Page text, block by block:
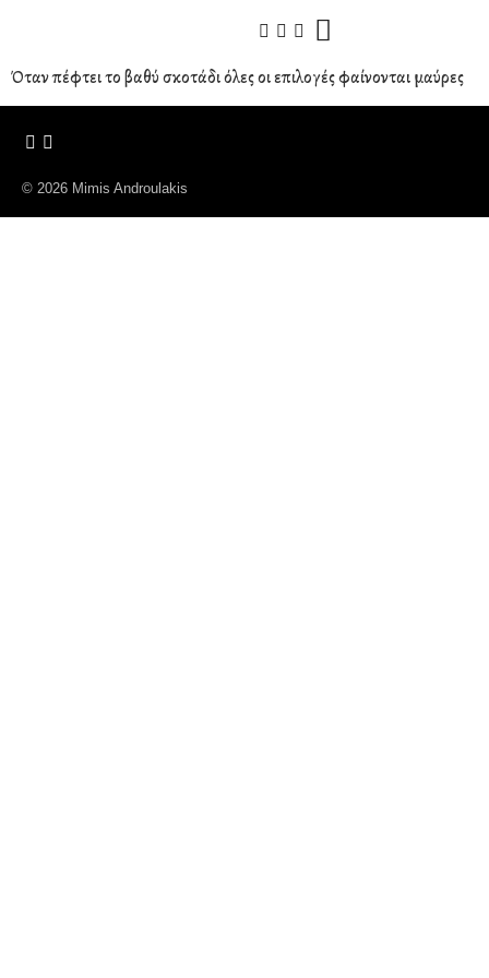
Όταν πέφτει το βαθύ σκοτάδι όλες οι επιλογές φαίνονται μαύρες
© 2026 Mimis Androulakis